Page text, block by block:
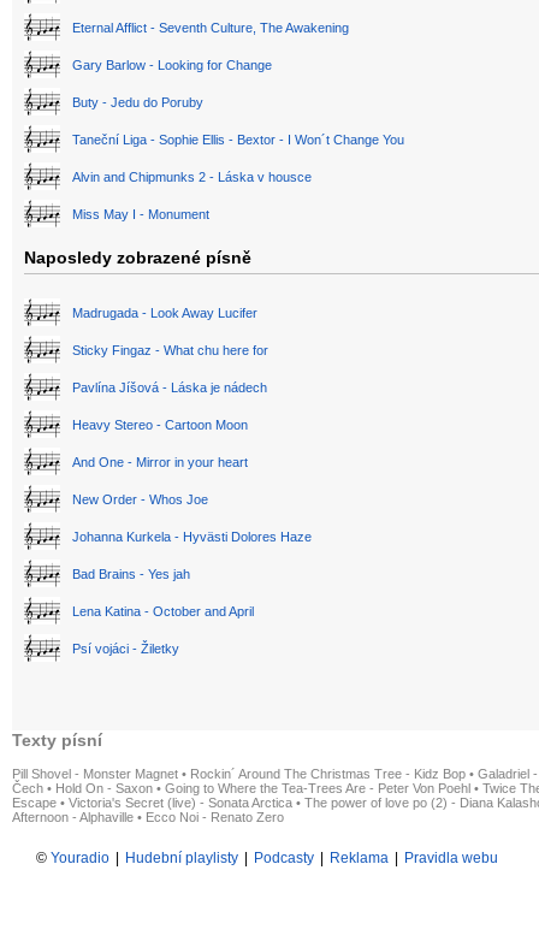
Eternal Afflict - Seventh Culture, The Awakening
Gary Barlow - Looking for Change
Buty - Jedu do Poruby
Taneční Liga - Sophie Ellis - Bextor - I Won´t Change You
Alvin and Chipmunks 2 - Láska v housce
Miss May I - Monument
Naposledy zobrazené písně
Madrugada - Look Away Lucifer
Sticky Fingaz - What chu here for
Pavlína Jíšová - Láska je nádech
Heavy Stereo - Cartoon Moon
And One - Mirror in your heart
New Order - Whos Joe
Johanna Kurkela - Hyvästi Dolores Haze
Bad Brains - Yes jah
Lena Katina - October and April
Psí vojáci - Žiletky
Texty písní
Pill Shovel - Monster Magnet • Rockin´ Around The Christmas Tree - Kidz Bop • Galadriel
Čech • Hold On - Saxon • Going to Where the Tea-Trees Are - Peter Von Poehl • Twice
Escape • Victoria's Secret (live) - Sonata Arctica • The power of love po (2) - Diana
Afternoon - Alphaville • Ecco Noi - Renato Zero
© Youradio Hudební playlisty Podcasty Reklama Pravidla webu